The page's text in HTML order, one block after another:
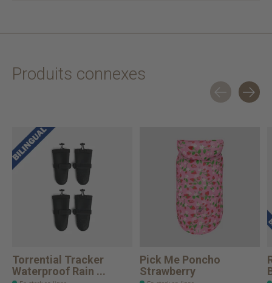
Produits connexes
Torrential Tracker
Waterproof Rain ...
Pick Me Poncho
Strawberry